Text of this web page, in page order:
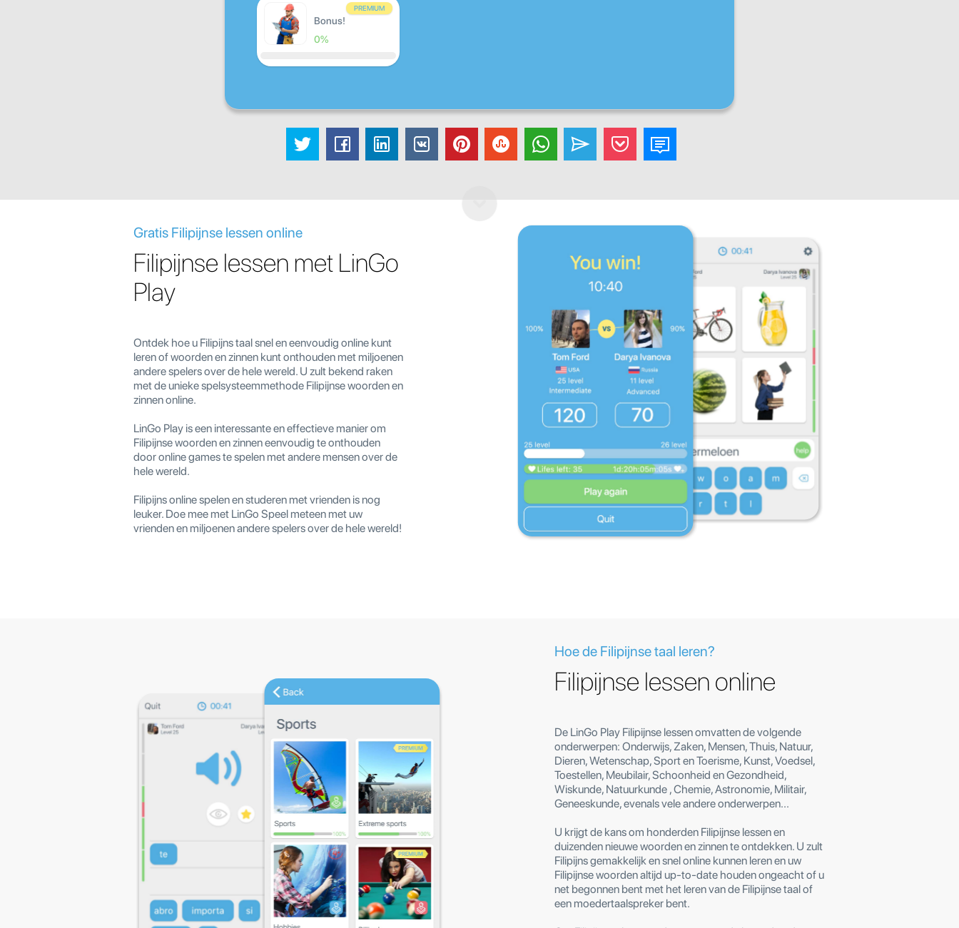
PREMIUM
Bonus!
0%
Gratis Filipijnse lessen online
Filipijnse lessen met LinGo
Play
Ontdek hoe u Filipijns taal snel en eenvoudig online kunt
leren of woorden en zinnen kunt onthouden met miljoenen
andere spelers over de hele wereld. U zult bekend raken
met de unieke spelsysteemmethode Filipijnse woorden en
zinnen online.
LinGo Play is een interessante en effectieve manier om
Filipijnse woorden en zinnen eenvoudig te onthouden
door online games te spelen met andere mensen over de
hele wereld.
Filipijns online spelen en studeren met vrienden is nog
leuker. Doe mee met LinGo Speel meteen met uw
vrienden en miljoenen andere spelers over de hele wereld!
Hoe de Filipijnse taal leren?
Filipijnse lessen online
De LinGo Play Filipijnse lessen omvatten de volgende
onderwerpen: Onderwijs, Zaken, Mensen, Thuis, Natuur,
Dieren, Wetenschap, Sport en Toerisme, Kunst, Voedsel,
Toestellen, Meubilair, Schoonheid en Gezondheid,
Wiskunde, Natuurkunde , Chemie, Astronomie, Militair,
Geneeskunde, evenals vele andere onderwerpen...
U krijgt de kans om honderden Filipijnse lessen en
duizenden nieuwe woorden en zinnen te ontdekken. U zult
Filipijns gemakkelijk en snel online kunnen leren en uw
Filipijnse woorden altijd up-to-date houden ongeacht of u
net begonnen bent met het leren van de Filipijnse taal of
een moedertaalspreker bent.